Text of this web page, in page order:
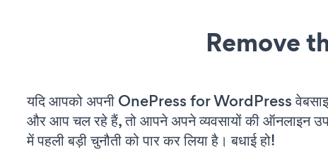
Remove
यदि आपको अपनी OnePress for WordPress
और आप चल रहे हैं, तो आपने अपने व्यवसायों की ऑनलाइन
में पहली बड़ी चुनौती को पार कर लिया है। बधाई हो!